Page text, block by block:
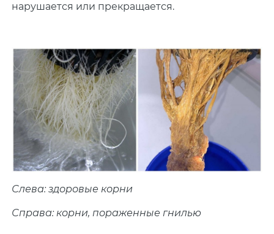
нарушается или прекращается.
Слева: здоровые корни
Справа: корни, пораженные гнилью